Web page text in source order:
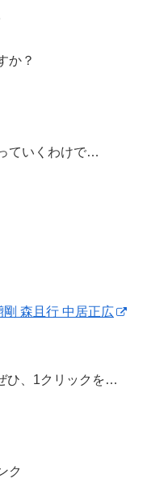
か？
ていくわけで…
森且行 中居正広
ひ、1クリックを…
ク